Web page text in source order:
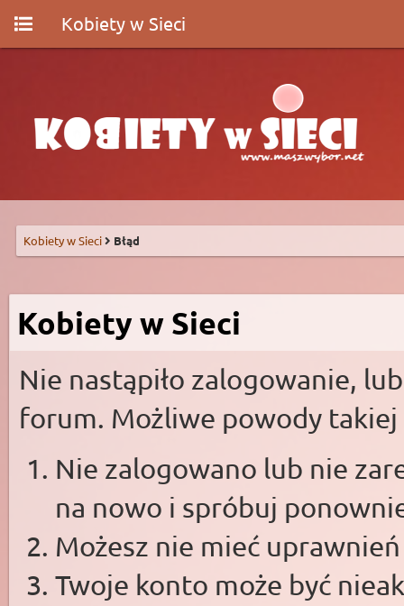
Kobiety w Sieci
Kobiety w Sieci Błąd
Kobiety w Sieci
Nie nastąpiło zalogowanie,
forum. Możliwe powody takiej
Nie zalogowano lub nie
na nowo i spróbuj
Możesz nie mieć
Twoje konto może być